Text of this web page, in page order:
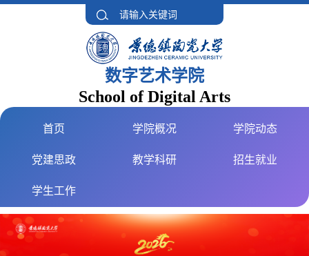
数字艺术学院
School of Digital Arts
首页 学院概况 学院动态
党建思政 教学科研 招生就业
学生工作